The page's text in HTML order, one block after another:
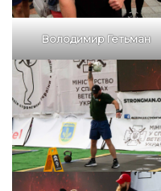
Володимир Гетьман